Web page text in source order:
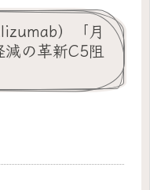
）「月
の革新C5阻